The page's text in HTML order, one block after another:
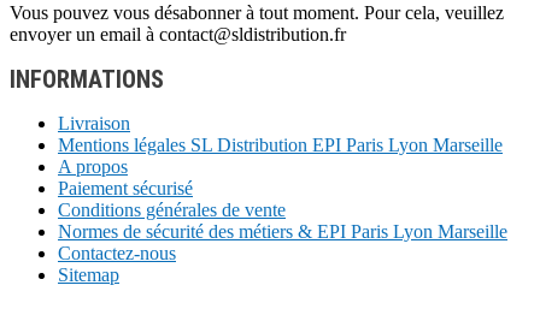
Vous pouvez vous désabonner à tout moment. Pour cela, veuillez
envoyer un email à contact@sldistribution.fr
INFORMATIONS
Livraison
Mentions légales SL Distribution EPI Paris Lyon Marseille
A propos
Paiement sécurisé
Conditions générales de vente
Normes de sécurité des métiers & EPI Paris Lyon Marseille
Contactez-nous
Sitemap